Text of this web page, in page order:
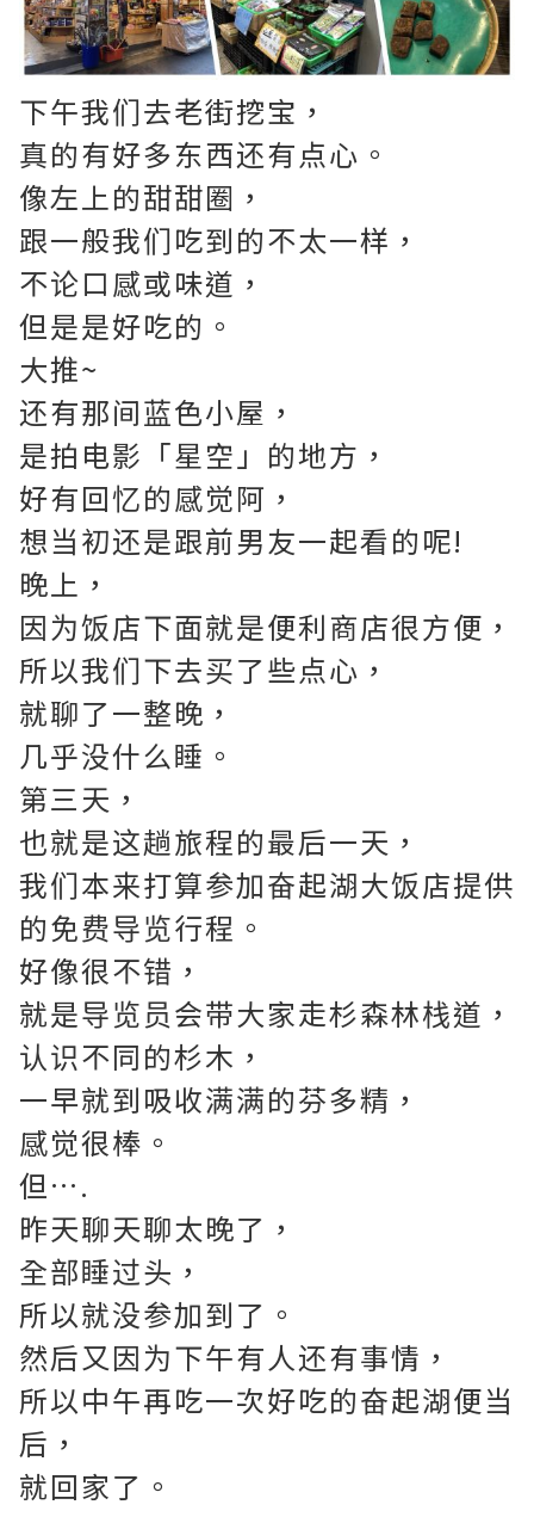
下午我们去老街挖宝，
真的有好多东西还有点心。
像左上的甜甜圈，
跟一般我们吃到的不太一样，
不论口感或味道，
但是是好吃的。
大推~
还有那间蓝色小屋，
是拍电影「星空」的地方，
好有回忆的感觉阿，
想当初还是跟前男友一起看的呢!
晚上，
因为饭店下面就是便利商店很方便，
所以我们下去买了些点心，
就聊了一整晚，
几乎没什么睡。
第三天，
也就是这趟旅程的最后一天，
我们本来打算参加奋起湖大饭店提供
的免费导览行程。
好像很不错，
就是导览员会带大家走杉森林栈道，
认识不同的杉木，
一早就到吸收满满的芬多精，
感觉很棒。
但….
昨天聊天聊太晚了，
全部睡过头，
所以就没参加到了。
然后又因为下午有人还有事情，
所以中午再吃一次好吃的奋起湖便当
后，
就回家了。